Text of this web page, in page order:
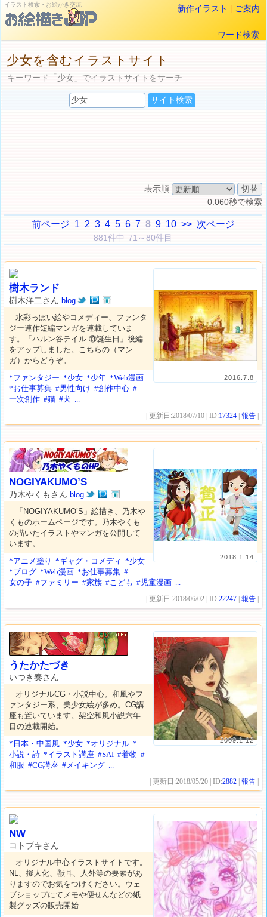
イラスト検索・お絵かき交流 新作イラスト | ご案内
ワード検索
少女を含むイラストサイト
キーワード「少女」でイラストサイトをサーチ
表示順
0.060秒で検索
前ページ 1 2 3 4 5 6 7 8 9 10 >> 次ページ
881件中 71～80件目
2016.7.8
樹木ランド
樹木洋二さんblog
水彩っぽい絵やコメディー、ファンタ
ジー連作短編マンガを連載していま
す。「ハルン谷テイル ⑬誕生日」後編
をアップしました。こちらの（マン
ガ）からどうぞ。
*ファンタジー *少女 *少年 *Web漫画
*お仕事募集 #男性向け #創作中心 #
一次創作 #猫 #犬 ...
| 更新日:2018/07/10 | ID:17324 |報告
2018.1.14
NOGIYAKUMO’S
乃木やくもさんblog
「NOGIYAKUMO’S」絵描き、乃木や
くものホームページです。乃木やくも
の描いたイラストやマンガを公開して
います。
*アニメ塗り
*ギャグ・コメディ *少女
*ブログ *Web漫画 *お仕事募集 #
女の子 #ファミリー #家族 #こども #児童漫画 ...
| 更新日:2018/06/02 | ID:22247 |報告
2009.1.12
うたかたづき
いつき奏さん
オリジナルCG・小説中心。和風やフ
ァンタジー系、美少女絵が多め。CG講
座も置いています。架空和風小説六年
目の連載開始。
*日本・中国風 *少女 *オリジナル *
小説・詩 *イラスト講座 #SAI #着物 #
和服 #CG講座 #メイキング ...
| 更新日:2018/05/20 | ID:2882 |報告
NW
コトブキさん
オリジナル中心イラストサイトです。
NL、擬人化、獣耳、人外等の要素があ
りますのでお気をつけください。ウェ
ブショップにてメモや便せんなどの紙
製グッズの販売開始